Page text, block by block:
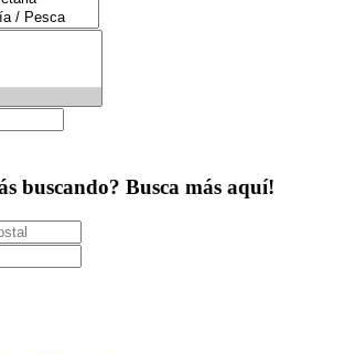
buscando? Busca más aquí!